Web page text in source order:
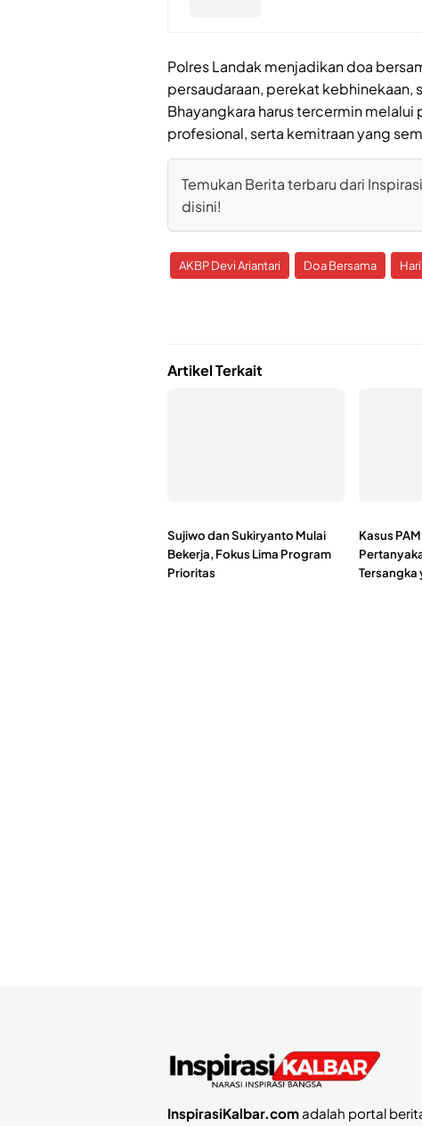
Polres Landak menjadikan doa
persaudaraan, perekat
Bhayangkara harus tercermin
profesional, serta kemitraan yang
Temukan Berita terbaru dari
disini!
AKBP Devi Ariantari Doa Bersama
Artikel Terkait
Sujiwo dan Sukiryanto Mulai
Bekerja, Fokus Lima Program
Prioritas
Kasus
Tersangka
InspirasiKalbar.comadalah portal